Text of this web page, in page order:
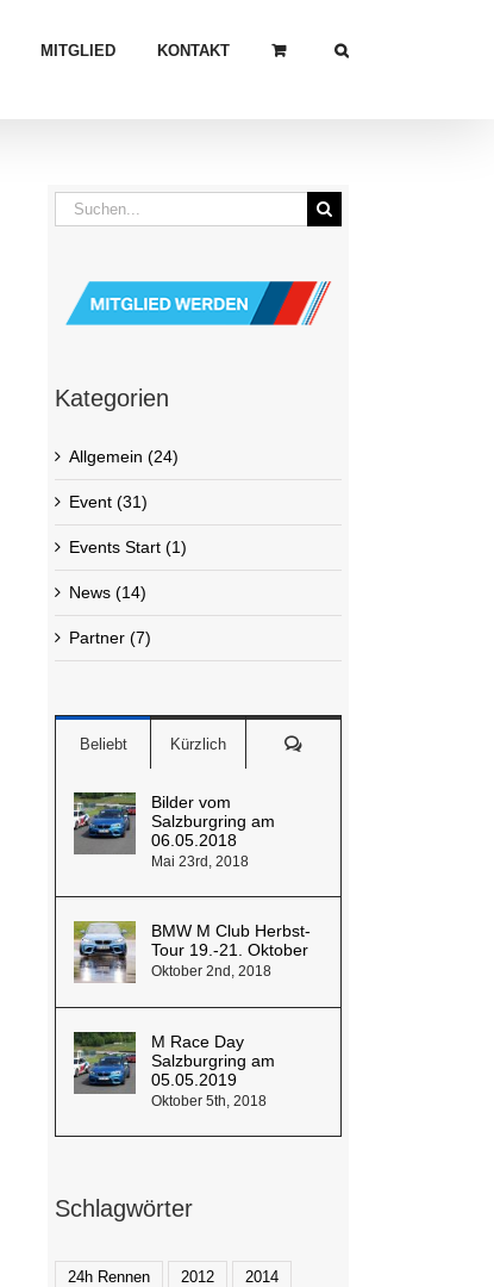
MITGLIED KONTAKT
Suche
nach:
Kategorien
Allgemein (24)
Event (31)
Events Start (1)
News (14)
Partner (7)
Beliebt Kürzlich Kommentare
Bilder vom
Salzburgring am
06.05.2018
Mai 23rd, 2018
BMW M Club Herbst-
Tour 19.-21. Oktober
Oktober 2nd, 2018
M Race Day
Salzburgring am
05.05.2019
Oktober 5th, 2018
Schlagwörter
24h Rennen 2012 2014